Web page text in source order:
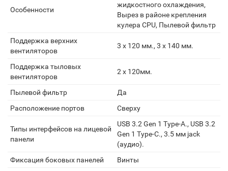
Особенности
жидкостного охлаждения,
Вырез в районе крепления
кулера CPU, Пылевой фильтр
Поддержка верхних
вентиляторов
3 x 120 мм., 3 x 140 мм.
Поддержка тыловых
вентиляторов
2 x 120мм.
Пылевой фильтр
Да
Расположение портов
Сверху
Типы интерфейсов на лицевой
панели
USB 3.2 Gen 1 Type-A., USB 3.2
Gen 1 Type-C., 3.5 мм jack
(аудио).
Фиксация боковых панелей
Винты